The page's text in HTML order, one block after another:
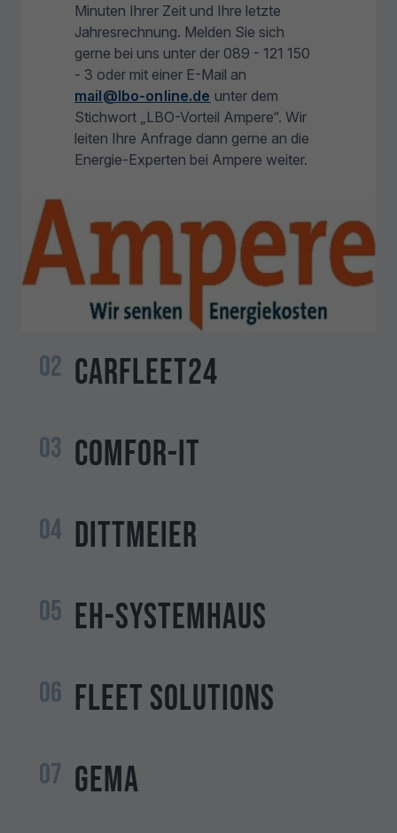
Minuten Ihrer Zeit und Ihre letzte
Jahresrechnung. Melden Sie sich
gerne bei uns unter der 089 - 121 150
- 3 oder mit einer E-Mail an
mail@lbo-online.de unter dem
Stichwort „LBO-Vorteil Ampere“. Wir
leiten Ihre Anfrage dann gerne an die
Energie-Experten bei Ampere weiter.
02 CarFleet24
03 ComFor-IT
04 Dittmeier
05 eh-systemhaus
06 Fleet Solutions
07 GEMA